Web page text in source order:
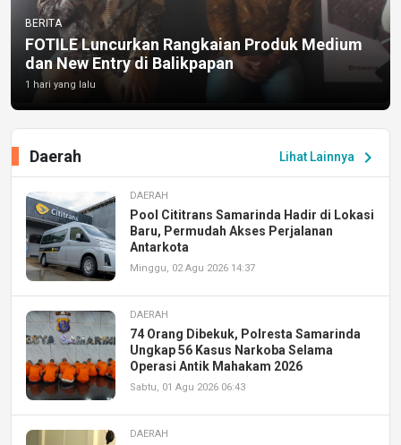
BERITA
FOTILE Luncurkan Rangkaian Produk Medium
dan New Entry di Balikpapan
1 hari yang lalu
Lihat Lainnya chevron_right
Daerah
DAERAH
Pool Cititrans Samarinda Hadir di Lokasi
Baru, Permudah Akses Perjalanan
Antarkota
Minggu, 02 Agu 2026 14:37
DAERAH
74 Orang Dibekuk, Polresta Samarinda
Ungkap 56 Kasus Narkoba Selama
Operasi Antik Mahakam 2026
Sabtu, 01 Agu 2026 06:43
DAERAH